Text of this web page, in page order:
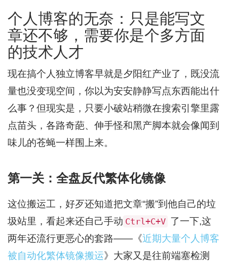
个人博客的无奈：只是能写文
章还不够，需要你是个多方面
的技术人才
现在搞个人独立博客早就是夕阳红产业了，既没流
量也没变现空间，你以为安安静静写点东西能出什
么事？但现实是，只要小破站稍微在搜索引擎里露
点苗头，各路奇葩、伸手怪和黑产脚本就会像闻到
味儿的苍蝇一样围上来。
第一关：全盘反代繁体化镜像
这位搬运工，好歹还知道把文章“搬”到他自己的垃
圾站里，看起来还自己手动 Ctrl+C+V 了一下,这
两年还流行更恶心的套路——《近期大量个人博客
被自动化繁体镜像搬运》大家又是往前端塞检测